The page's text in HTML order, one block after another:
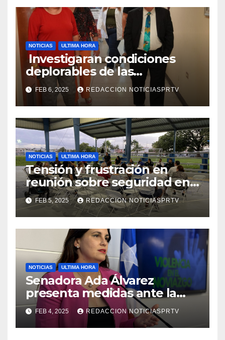
NOTICIAS ULTIMA HORA
Investigaran condiciones
deplorables de las
facilidades el Departamento
de la Salud en Mayagüez
FEB 6, 2025 REDACCION NOTICIASPRTV
NOTICIAS ULTIMA HORA
Tensión y frustración en
reunión sobre seguridad en
Reparto Metropolitano
FEB 5, 2025 REDACCION NOTICIASPRTV
NOTICIAS ULTIMA HORA
Senadora Ada Álvarez
presenta medidas ante la
violencia en el noviazgo
FEB 4, 2025 REDACCION NOTICIASPRTV